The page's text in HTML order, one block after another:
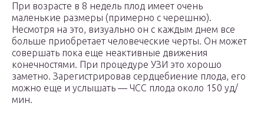
При возрасте в 8 недель плод имеет очень
маленькие размеры (примерно с черешню).
Несмотря на это, визуально он с каждым днем все
больше приобретает человеческие черты. Он может
совершать пока еще неактивные движения
конечностями. При процедуре УЗИ это хорошо
заметно. Зарегистрировав сердцебиение плода, его
можно еще и услышать — ЧСС плода около 150 уд/
мин.